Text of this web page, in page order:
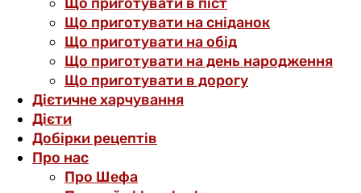
Що приготувати на сніданок
Що приготувати на обід
Що приготувати на день народження
Що приготувати в дорогу
Дієтичне харчування
Дієти
Добірки рецептів
Про нас
Про Шефа